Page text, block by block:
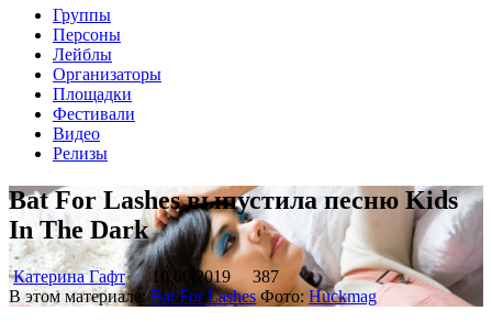
Группы
Персоны
Лейблы
Организаторы
Площадки
Фестивали
Видео
Релизы
Bat For Lashes выпустила песню Kids
In The Dark
Катерина Гафт 10.06.2019
387
В этом материале:Bat For Lashes Фото: Huckmag